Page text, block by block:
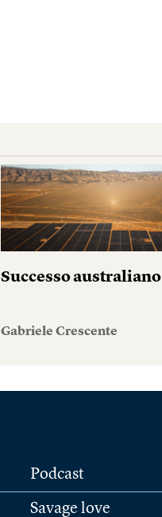
Successo australiano
Gabriele Crescente
Podcast
Savage love